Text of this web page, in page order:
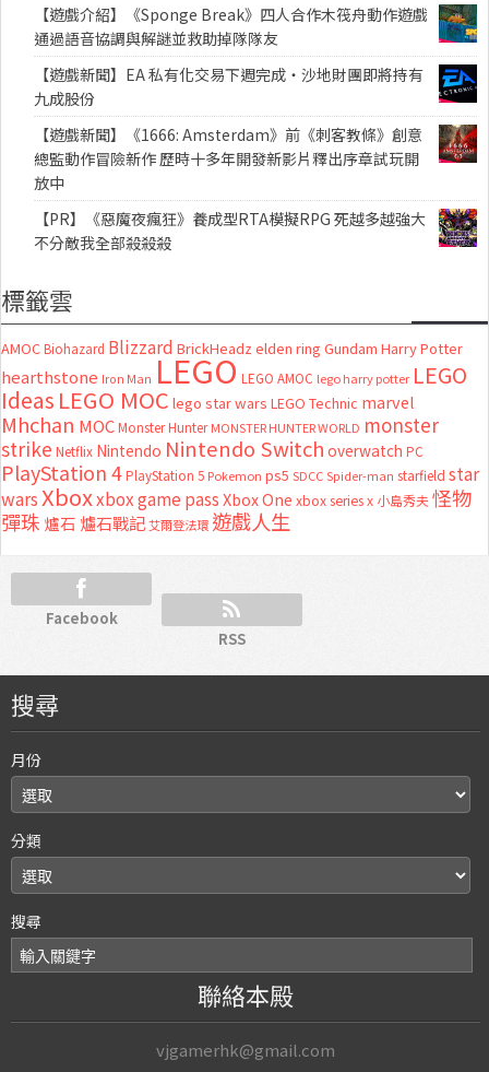
【遊戲介紹】《Sponge Break》四人合作木筏舟動作遊戲
通過語音協調與解謎並救助掉隊隊友
【遊戲新聞】EA 私有化交易下週完成・沙地財團即將持有
九成股份
【遊戲新聞】《1666: Amsterdam》前《刺客教條》創意
總監動作冒險新作 歷時十多年開發新影片釋出序章試玩開
放中
【PR】《惡魔夜瘋狂》養成型RTA模擬RPG 死越多越強大
不分敵我全部殺殺殺
標籤雲
AMOC Biohazard Blizzard BrickHeadz elden ring Gundam Harry Potter
hearthstone Iron Man LEGO LEGO AMOC lego harry potter LEGO
Ideas LEGO MOC lego star wars LEGO Technic marvel
Mhchan MOC Monster Hunter MONSTER HUNTER WORLD monster
strike Netflix Nintendo Nintendo Switch overwatch PC
PlayStation 4 PlayStation 5 Pokemon ps5 SDCC Spider-man starfield star
warsXboxxbox game passXbox One xbox series x 小島秀夫怪物
彈珠 爐石 爐石戰記艾爾登法環 遊戲人生
Facebook
RSS
搜尋
月份
分類
搜尋
聯絡本殿
vjgamerhk@gmail.com